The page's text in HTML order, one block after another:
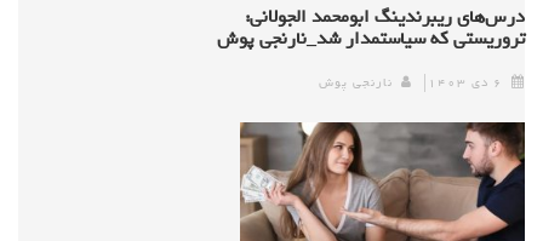
درس‌های ریبرندینگ ابومحمد الجولانی:
تروریستی که سیاستمدار شد_نارنجی پوش
۶ دی ۱۴۰۳ نارنجی پوش